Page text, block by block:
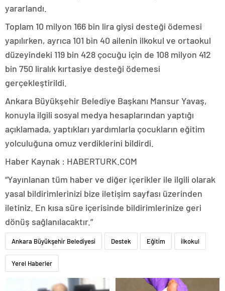
yararlandı.
Toplam 10 milyon 166 bin lira giysi desteği ödemesi
yapılırken, ayrıca 101 bin 40 ailenin ilkokul ve ortaokul
düzeyindeki 119 bin 428 çocuğu için de 108 milyon 412
bin 750 liralık kırtasiye desteği ödemesi
gerçekleştirildi.
Ankara Büyükşehir Belediye Başkanı Mansur Yavaş,
konuyla ilgili sosyal medya hesaplarından yaptığı
açıklamada, yaptıkları yardımlarla çocukların eğitim
yolculuğuna omuz verdiklerini bildirdi.
Haber Kaynak : HABERTURK.COM
“Yayınlanan tüm haber ve diğer içerikler ile ilgili olarak
yasal bildirimlerinizi bize iletişim sayfası üzerinden
iletiniz. En kısa süre içerisinde bildirimlerinize geri
dönüş sağlanılacaktır.”
Ankara Büyükşehir Belediyesi Destek Eğitim ilkokul
Yerel Haberler